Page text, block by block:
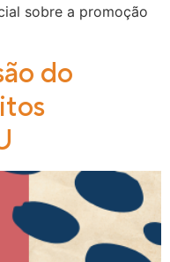
sobre a promoção
do